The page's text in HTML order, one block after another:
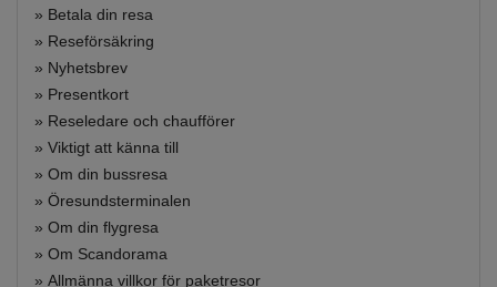
» Betala din resa
» Reseförsäkring
» Nyhetsbrev
» Presentkort
» Reseledare och chaufförer
» Viktigt att känna till
» Om din bussresa
» Öresundsterminalen
» Om din flygresa
» Om Scandorama
» Allmänna villkor för paketresor